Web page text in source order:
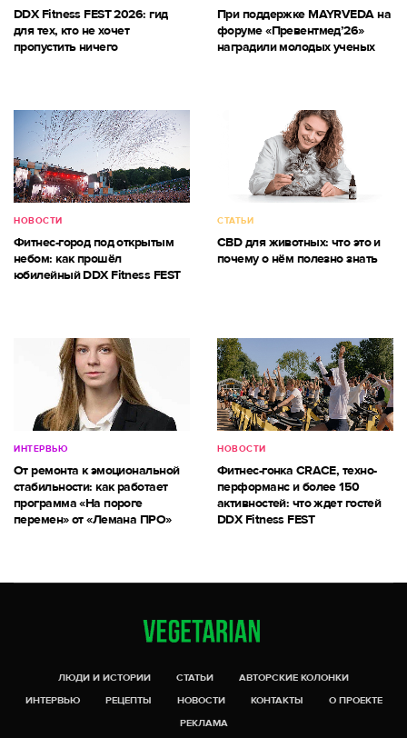
DDX Fitness FEST 2026: гид
для тех, кто не хочет
пропустить ничего
При поддержке MAYRVEDA на
форуме «Превентмед’26»
наградили молодых ученых
НОВОСТИ
Фитнес-город под открытым
небом: как прошёл
юбилейный DDX Fitness FEST
СТАТЬИ
CBD для животных: что это и
почему о нём полезно знать
ИНТЕРВЬЮ
От ремонта к эмоциональной
стабильности: как работает
программа «На пороге
перемен» от «Лемана ПРО»
НОВОСТИ
Фитнес-гонка CRACE, техно-
перформанс и более 150
активностей: что ждет гостей
DDX Fitness FEST
ЛЮДИ И ИСТОРИИ СТАТЬИ
АВТОРСКИЕ КОЛОНКИ
ИНТЕРВЬЮ
РЕЦЕПТЫ НОВОСТИ КОНТАКТЫ
О ПРОЕКТЕ
РЕКЛАМА